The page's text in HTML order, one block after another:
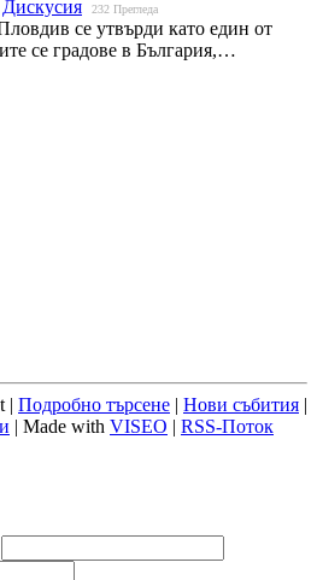
Дискусия 232 Прегледа
се утвърди като един от
се градове в България,…
| Подробно търсене | Нови събития |
| Made with VISEO | RSS-Поток